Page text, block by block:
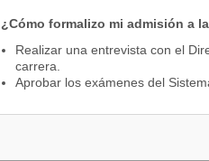
¿Cómo formalizo mi admisión a
Realizar una entrevista con el
carrera.
Aprobar los exámenes del